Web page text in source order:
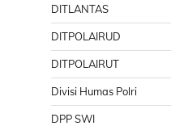
DITLANTAS
DITPOLAIRUD
DITPOLAIRUT
Divisi Humas Polri
DPP SWI